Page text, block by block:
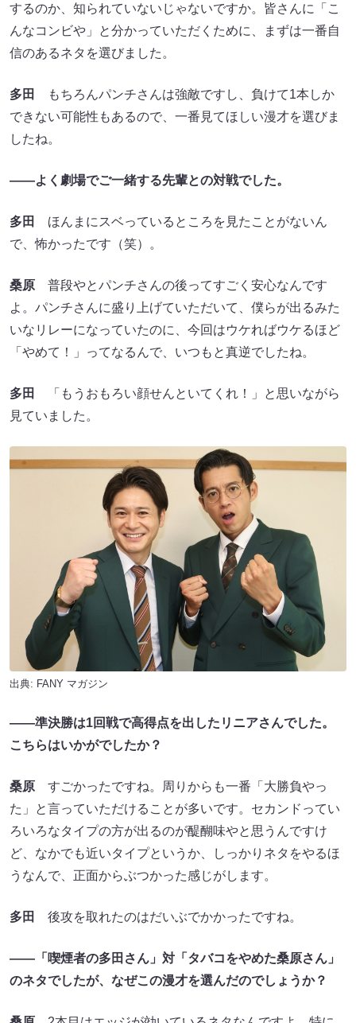
するのか、知られていないじゃないですか。皆さんに「こ
んなコンビや」と分かっていただくために、まずは一番自
信のあるネタを選びました。
多田
もちろんパンチさんは強敵ですし、負けて1本しか
できない可能性もあるので、一番見てほしい漫才を選びま
したね。
――よく劇場でご一緒する先輩との対戦でした。
多田
ほんまにスベっているところを見たことがないん
で、怖かったです（笑）。
桑原 普段やとパンチさんの後ってすごく安心なんです
よ。パンチさんに盛り上げていただいて、僕らが出るみた
いなリレーになっていたのに、今回はウケればウケるほど
「やめて！」ってなるんで、いつもと真逆でしたね。
多田
「もうおもろい顔せんといてくれ！」と思いながら
見ていました。
出典: FANY マガジン
――準決勝は1回戦で高得点を出したリニアさんでした。
こちらはいかがでしたか？
桑原 すごかったですね。周りからも一番「大勝負やっ
た」と言っていただけることが多いです。セカンドってい
ろいろなタイプの方が出るのが醍醐味やと思うんですけ
ど、なかでも近いタイプというか、しっかりネタをやるほ
うなんで、正面からぶつかった感じがします。
多田 後攻を取れたのはだいぶでかかったですね。
――「喫煙者の多田さん」対「タバコをやめた桑原さん」
のネタでしたが、なぜこの漫才を選んだのでしょうか？